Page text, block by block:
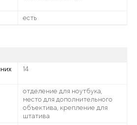
есть
14
отделение для ноутбука,
место для дополнительного
объектива, крепление для
штатива